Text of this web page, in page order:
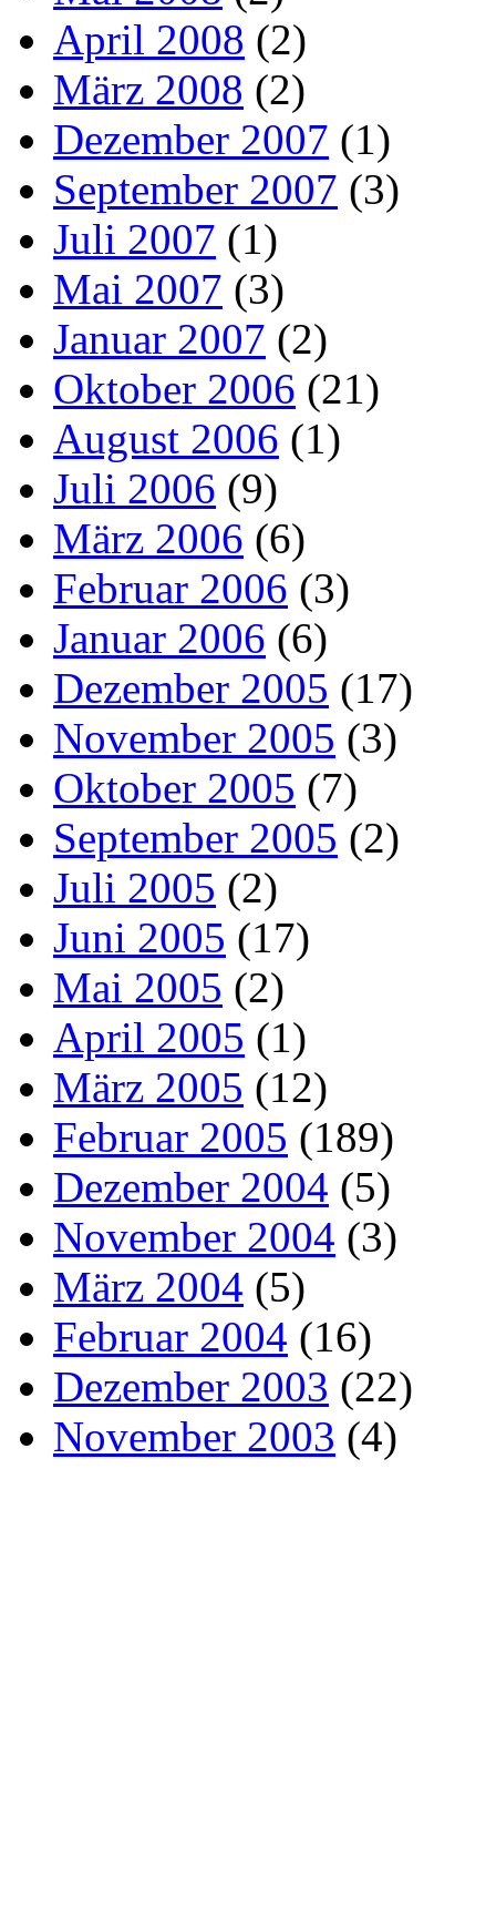
April 2008 (2)
März 2008 (2)
Dezember 2007 (1)
September 2007 (3)
Juli 2007 (1)
Mai 2007 (3)
Januar 2007 (2)
Oktober 2006 (21)
August 2006 (1)
Juli 2006 (9)
März 2006 (6)
Februar 2006 (3)
Januar 2006 (6)
Dezember 2005 (17)
November 2005 (3)
Oktober 2005 (7)
September 2005 (2)
Juli 2005 (2)
Juni 2005 (17)
Mai 2005 (2)
April 2005 (1)
März 2005 (12)
Februar 2005 (189)
Dezember 2004 (5)
November 2004 (3)
März 2004 (5)
Februar 2004 (16)
Dezember 2003 (22)
November 2003 (4)